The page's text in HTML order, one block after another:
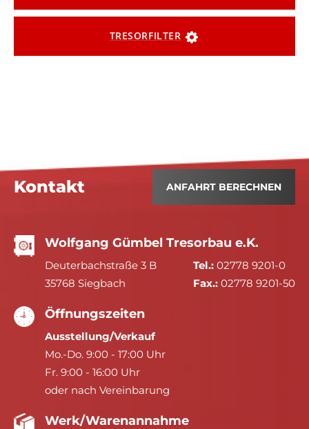
TRESORFILTER
Kontakt ANFAHRT BERECHNEN
Wolfgang Gümbel Tresorbau e.K.
Deuterbachstraße 3 B
35768 Siegbach
Tel.: 02778 9201-0
Fax.: 02778 9201-50
Öffnungszeiten
Ausstellung/Verkauf
Mo.-Do. 9:00 - 17:00 Uhr
Fr. 9:00 - 16:00 Uhr
oder nach Vereinbarung
Werk/Warenannahme